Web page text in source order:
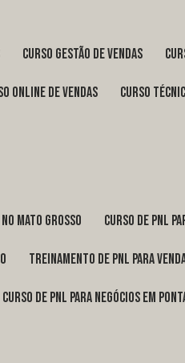
curso gestão de vendas
online de vendas curso
Mato Grosso curso de pnl
treinamento de pnl para
curso de pnl para negócios em